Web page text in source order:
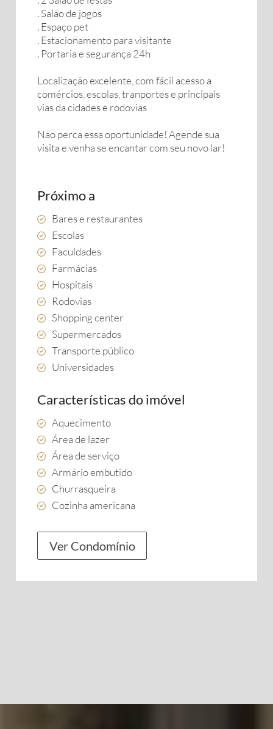
. Salão de jogos
. Espaço pet
. Estacionamento para visitante
. Portaria e segurança 24h
Localização excelente, com fácil acesso a
comércios, escolas, tranportes e principais
vias da cidades e rodovias
Não perca essa oportunidade! Agende sua
visita e venha se encantar com seu novo lar!
Próximo a
Bares e restaurantes
Escolas
Faculdades
Farmácias
Hospitais
Rodovias
Shopping center
Supermercados
Transporte público
Universidades
Características do imóvel
Aquecimento
Área de lazer
Área de serviço
Armário embutido
Churrasqueira
Cozinha americana
Ver Condomínio